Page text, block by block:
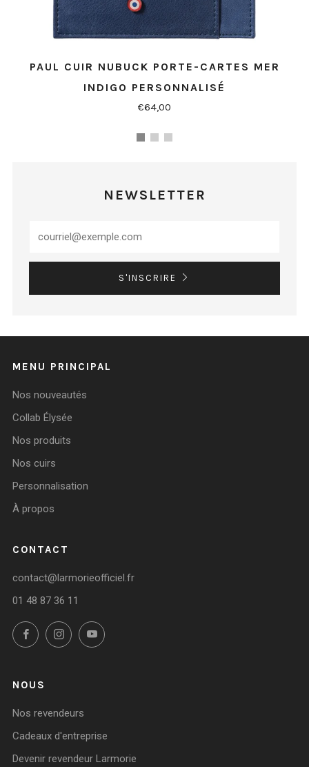
PAUL CUIR NUBUCK PORTE-CARTES MER
INDIGO PERSONNALISÉ
€64,00
NEWSLETTER
S'INSCRIRE
MENU PRINCIPAL
Nos nouveautés
Collab Élysée
Nos produits
Nos cuirs
Personnalisation
À propos
CONTACT
contact@larmorieofficiel.fr
01 48 87 36 11
FacebookInstagramYouTube
NOUS
Nos revendeurs
Cadeaux d'entreprise
Devenir revendeur Larmorie